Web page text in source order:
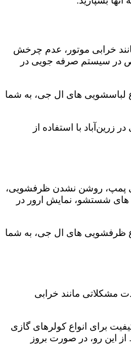
خرابی موتور، عدم چرخش
در سیستم صرفه جویی در
لباسشویی های ال جی، به شما
با استفاده از
پمپ، روشن نشدن ظرفشویی،
شستشو، نمایش ارور در
ظرفشویی های ال جی، به شما
مشکلاتی مانند خرابی
برای انواع کولرهای گازی
این رو، در صورت بروز